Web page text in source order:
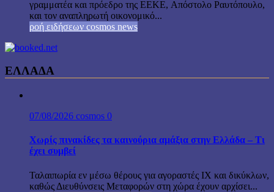
γραμματέα και πρόεδρο της ΕΕΚΕ, Απόστολο Ραυτόπουλο,
και τον αναπληρωτή οικονομικό...
ροή ειδήσεων cosmos news
ΕΛΛΑΔΑ
07/08/2026 cosmos 0
Χωρίς πινακίδες τα καινούρια αμάξια στην Ελλάδα – Τι
έχει συμβεί
Ταλαιπωρία εν μέσω θέρους για αγοραστές ΙΧ και δικύκλων,
καθώς Διευθύνσεις Μεταφορών στη χώρα έχουν αρχίσει...